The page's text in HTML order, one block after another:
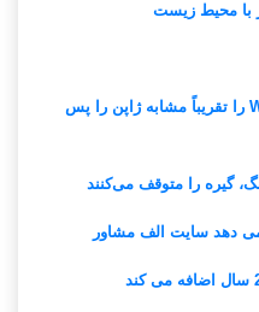
با محیط زیست
(سرب) کره جنوبی کت و شلوار WTO را تقریباً مشابه ژاپن را پس
گیره را متوقف می‌کنند
دهد سایت الف مشاور